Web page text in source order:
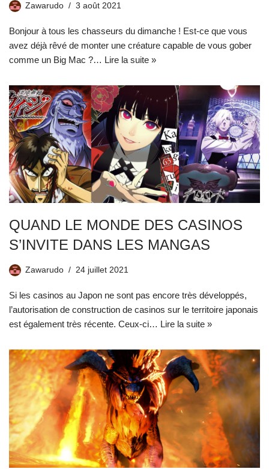
Zawarudo 3 août 2021
Bonjour à tous les chasseurs du dimanche ! Est-ce que vous
avez déjà rêvé de monter une créature capable de vous gober
comme un Big Mac ?… Lire la suite »
QUAND LE MONDE DES CASINOS
S’INVITE DANS LES MANGAS
Zawarudo 24 juillet 2021
Si les casinos au Japon ne sont pas encore très développés,
l’autorisation de construction de casinos sur le territoire japonais
est également très récente. Ceux-ci… Lire la suite »